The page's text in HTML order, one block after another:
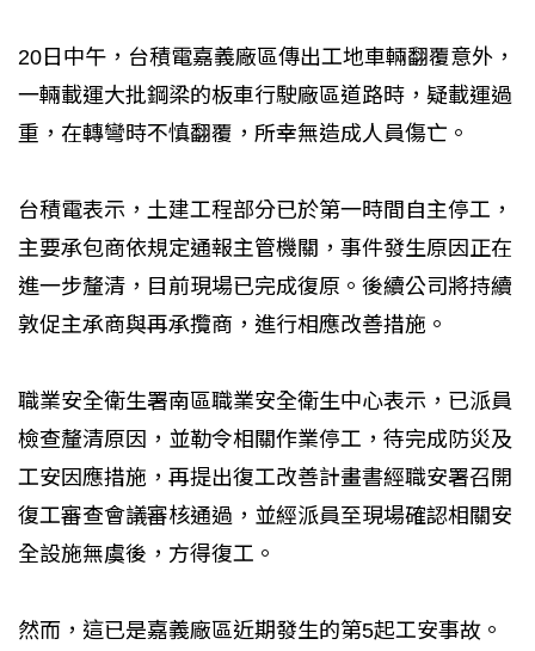
20日中午，台積電嘉義廠區傳出工地車輛翻覆意外，
一輛載運大批鋼梁的板車行駛廠區道路時，疑載運過
重，在轉彎時不慎翻覆，所幸無造成人員傷亡。
台積電表示，土建工程部分已於第一時間自主停工，
主要承包商依規定通報主管機關，事件發生原因正在
進一步釐清，目前現場已完成復原。後續公司將持續
敦促主承商與再承攬商，進行相應改善措施。
職業安全衛生署南區職業安全衛生中心表示，已派員
檢查釐清原因，並勒令相關作業停工，待完成防災及
工安因應措施，再提出復工改善計畫書經職安署召開
復工審查會議審核通過，並經派員至現場確認相關安
全設施無虞後，方得復工。
然而，這已是嘉義廠區近期發生的第5起工安事故。